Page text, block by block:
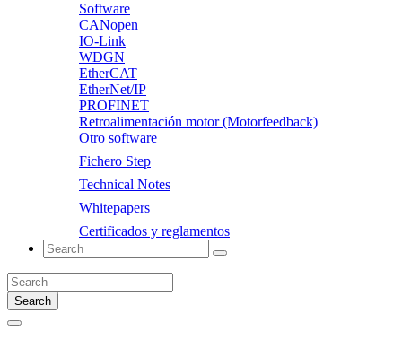
Software
CANopen
IO-Link
WDGN
EtherCAT
EtherNet/IP
PROFINET
Retroalimentación motor (Motorfeedback)
Otro software
Fichero Step
Technical Notes
Whitepapers
Certificados y reglamentos
Search